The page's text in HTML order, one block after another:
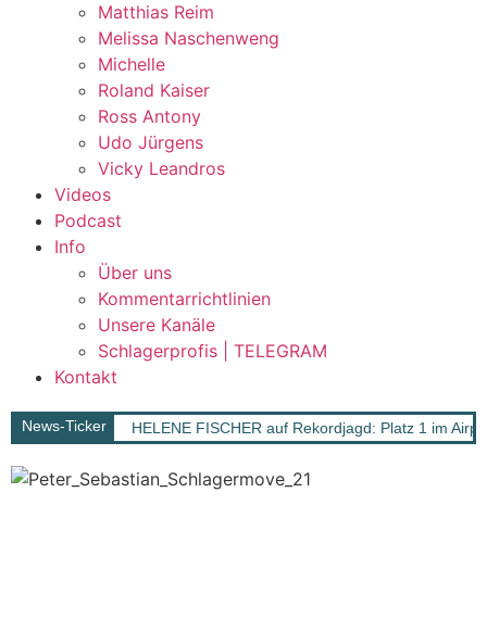
Matthias Reim
Melissa Naschenweng
Michelle
Roland Kaiser
Ross Antony
Udo Jürgens
Vicky Leandros
Videos
Podcast
Info
Über uns
Kommentarrichtlinien
Unsere Kanäle
Schlagerprofis | TELEGRAM
Kontakt
News-Ticker HELENE FISCHER auf Rekordjagd: Platz 1 im